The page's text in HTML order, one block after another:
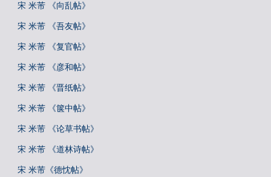
宋 米芾 《向乱帖》
宋 米芾 《吾友帖》
宋 米芾 《复官帖》
宋 米芾 《彦和帖》
宋 米芾 《晋纸帖》
宋 米芾 《箧中帖》
宋 米芾 《论草书帖》
宋 米芾 《道林诗帖》
宋 米芾《德忱帖》